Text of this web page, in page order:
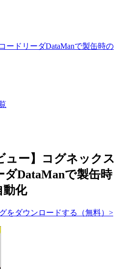
ードリーダDataManで製缶時の
ュー】コグネックス
DataManで製缶時
動化
をダウンロードする（無料）>